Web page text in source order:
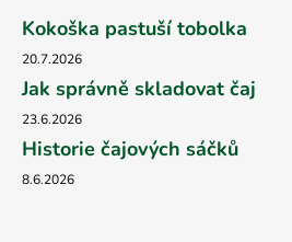
Kokoška pastuší tobolka
20.7.2026
Jak správně skladovat čaj
23.6.2026
Historie čajových sáčků
8.6.2026